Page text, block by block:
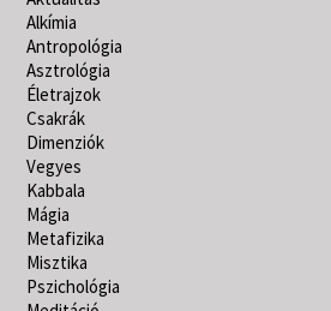
Alkímia
Antropológia
Asztrológia
Életrajzok
Csakrák
Dimenziók
Vegyes
Kabbala
Mágia
Metafizika
Misztika
Pszichológia